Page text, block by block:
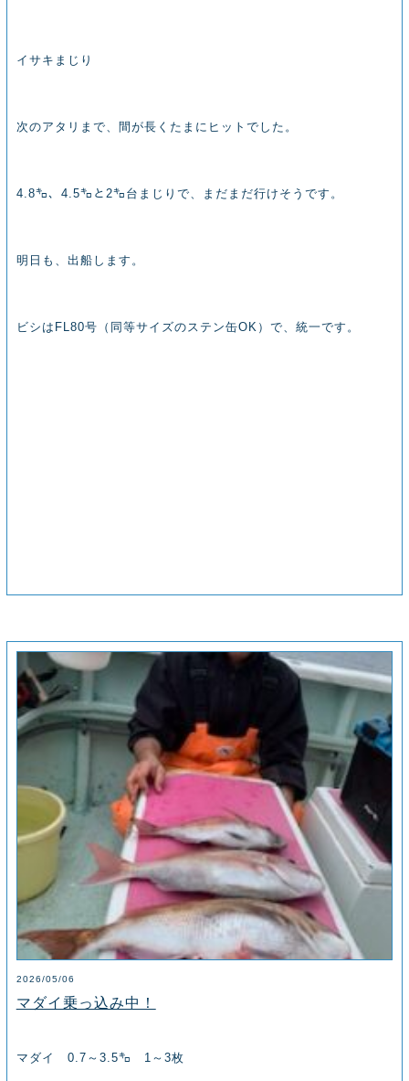
イサキまじり
次のアタリまで、間が長くたまにヒットでした。
4.8㌔、4.5㌔と2㌔台まじりで、まだまだ行けそうです。
明日も、出船します。
ビシはFL80号（同等サイズのステン缶OK）で、統一です。
2026/05/06
マダイ乗っ込み中！
マダイ 0.7～3.5㌔ 1～3枚